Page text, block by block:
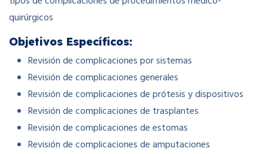
quirúrgicos
Objetivos Específicos:
Revisión de complicaciones por sistemas
Revisión de complicaciones generales
Revisión de complicaciones de prótesis y dispositivos
Revisión de complicaciones de trasplantes
Revisión de complicaciones de estomas
Revisión de complicaciones de amputaciones